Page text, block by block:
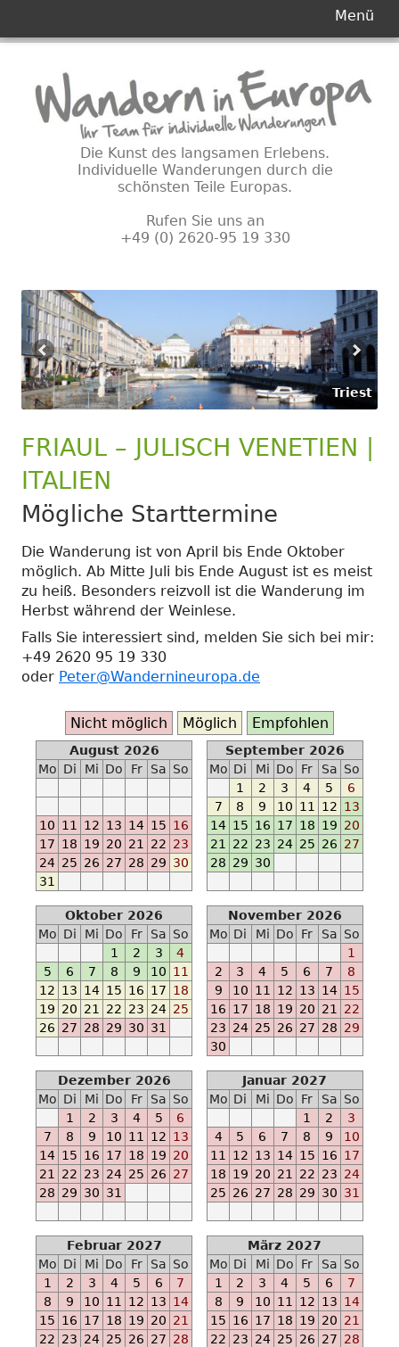
Inhalt
Die Kunst des langsamen Erlebens.
Individuelle Wanderungen durch die
schönsten Teile Europas.
Rufen Sie uns an
+49 (0) 2620-95 19 330
Menü
Triest
FRIAUL – JULISCH VENETIEN |
ITALIEN
Mögliche Starttermine
Die Wanderung ist von April bis Ende Oktober
möglich. Ab Mitte Juli bis Ende August ist es meist
zu heiß. Besonders reizvoll ist die Wanderung im
Herbst während der Weinlese.
Falls Sie interessiert sind, melden Sie sich bei mir:
+49 2620 95 19 330
oder Peter@Wandernineuropa.de
2022-
06-
01
Ab
2023-
Ab
2023-
04-
15
2023-
07-
Ab
2023-
09-
01
Nicht möglich Möglich Empfohlen
August 2026
Mo Di Mi Do Fr Sa So
10 11 12 13 14 15 16
17 18 19 20 21 22 23
24 25 26 27 28 29 30
31
September 2026
Mo Di Mi Do Fr Sa So
1
2 3 4 5
6
7
8 9 10 11 12 13
14 15 16 17 18 19 20
21
22 23 24 25 26 27
28 29 30
Oktober 2026
Mo Di Mi Do Fr Sa So
1
2 3
4
5
6 7 8 9 10 11
12 13 14 15 16 17 18
19 20 21 22 23 24 25
26 27 28 29 30 31
November 2026
Mo Di Mi Do Fr Sa So
1
2
3 4 5 6 7
8
9
10 11 12 13 14 15
16 17 18 19 20 21
22
23 24 25 26 27 28 29
30
Dezember 2026
Mo Di Mi Do Fr Sa So
1
2 3 4 5
6
7
8 9 10 11 12 13
14 15 16 17 18 19 20
21
22 23 24 25 26 27
28 29 30 31
Januar 2027
Mo Di Mi Do Fr Sa So
1
2
3
4
5 6 7 8 9
10
11
12 13 14 15 16 17
18 19 20 21 22 23 24
25 26 27 28 29 30 31
Februar 2027
Mo Di Mi Do Fr Sa So
1
2 3 4 5 6
7
8
9 10 11 12 13 14
15 16 17 18 19 20 21
22 23 24 25 26 27 28
März 2027
Mo Di Mi Do Fr Sa So
1
2 3 4 5 6
7
8
9 10 11 12 13 14
15 16 17 18 19 20 21
22 23 24 25 26 27 28